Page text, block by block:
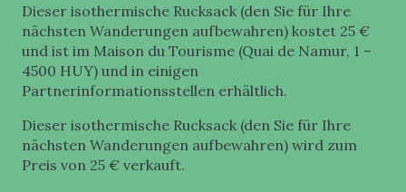
Dieser isothermische Rucksack (den Sie für Ihre
nächsten Wanderungen aufbewahren) kostet 25 €
und ist im Maison du Tourisme (Quai de Namur, 1 –
4500 HUY) und in einigen
Partnerinformationsstellen erhältlich.
Dieser isothermische Rucksack (den Sie für Ihre
nächsten Wanderungen aufbewahren) wird zum
Preis von 25 € verkauft.